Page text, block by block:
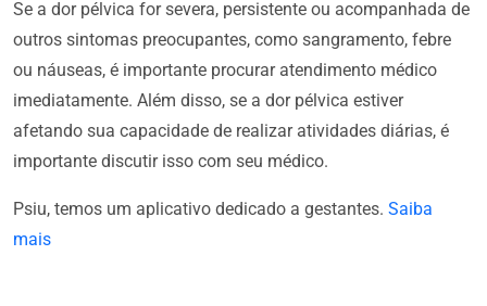
Se a dor pélvica for severa, persistente ou acompanhada de
outros sintomas preocupantes, como sangramento, febre
ou náuseas, é importante procurar atendimento médico
imediatamente. Além disso, se a dor pélvica estiver
afetando sua capacidade de realizar atividades diárias, é
importante discutir isso com seu médico.
Psiu, temos um aplicativo dedicado a gestantes. Saiba
mais